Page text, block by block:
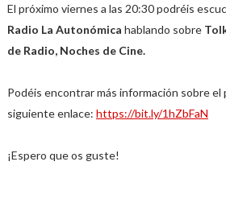
El próximo viernes a las 20:30 podréis
Radio La Autonómica hablando sobre
de Radio, Noches de Cine.
Podéis encontrar más información sobre el
siguiente enlace: https://bit.ly/1hZbFaN
¡Espero que os guste!